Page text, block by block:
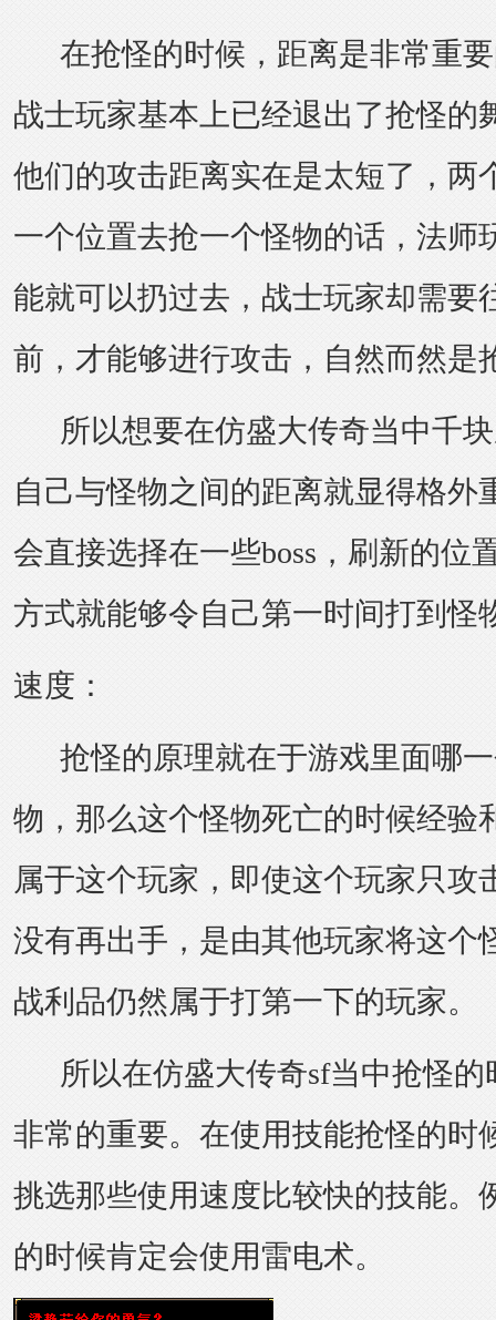
在抢怪的时候，距离是非常重要
战士玩家基本上已经退出了抢怪的
他们的攻击距离实在是太短了，两
一个位置去抢一个怪物的话，法师
能就可以扔过去，战士玩家却需要
前，才能够进行攻击，自然而然是
所以想要在仿盛大传奇当中千块
自己与怪物之间的距离就显得格外
会直接选择在一些boss，刷新的位
方式就能够令自己第一时间打到怪
速度：
抢怪的原理就在于游戏里面哪一
物，那么这个怪物死亡的时候经验
属于这个玩家，即使这个玩家只攻
没有再出手，是由其他玩家将这个
战利品仍然属于打第一下的玩家。
所以在仿盛大传奇sf当中抢怪的
非常的重要。在使用技能抢怪的时
挑选那些使用速度比较快的技能。
的时候肯定会使用雷电术。